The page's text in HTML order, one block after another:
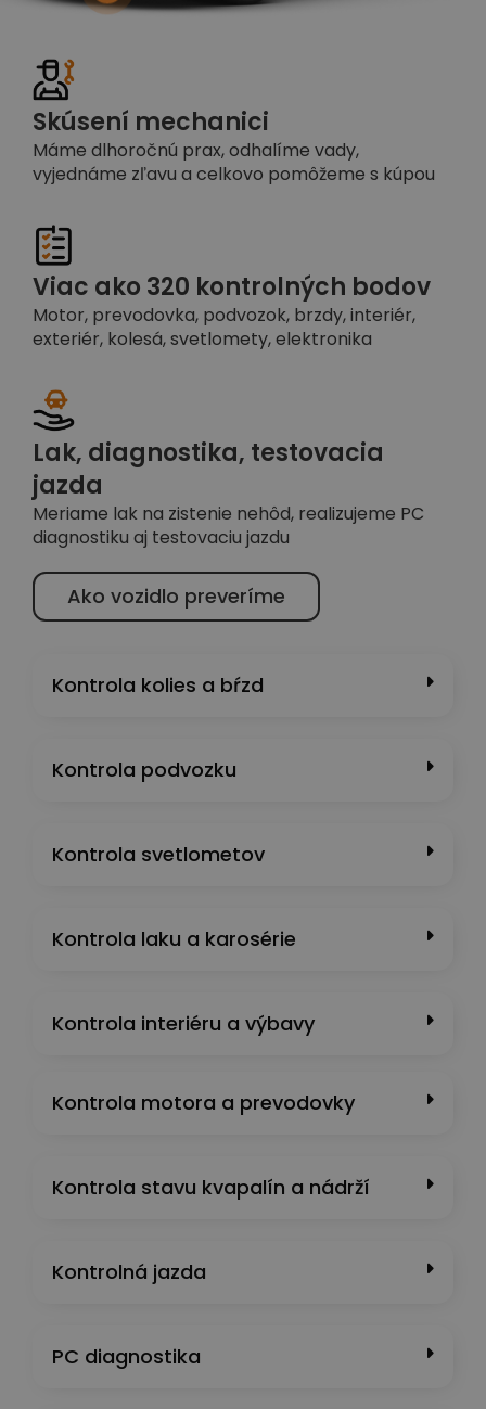
Skúsení mechanici
Máme dlhoročnú prax, odhalíme vady,
vyjednáme zľavu a celkovo pomôžeme s kúpou
Viac ako 320 kontrolných bodov
Motor, prevodovka, podvozok, brzdy, interiér,
exteriér, kolesá, svetlomety, elektronika
Lak, diagnostika, testovacia
jazda
Meriame lak na zistenie nehôd, realizujeme PC
diagnostiku aj testovaciu jazdu
Ako vozidlo preveríme
Kontrola kolies a bŕzd
Kontrola podvozku
Kontrola svetlometov
Kontrola laku a karosérie
Kontrola interiéru a výbavy
Kontrola motora a prevodovky
Kontrola stavu kvapalín a nádrží
Kontrolná jazda
PC diagnostika